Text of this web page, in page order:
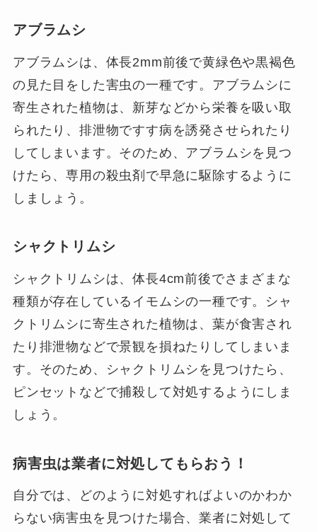
アブラムシ
アブラムシは、体長2mm前後で黄緑色や黒褐色
の見た目をした害虫の一種です。アブラムシに
寄生された植物は、新芽などから栄養を吸い取
られたり、排泄物ですす病を誘発させられたり
してしまいます。そのため、アブラムシを見つ
けたら、専用の殺虫剤で早急に駆除するように
しましょう。
シャクトリムシ
シャクトリムシは、体長4cm前後でさまざまな
種類が存在しているイモムシの一種です。シャ
クトリムシに寄生された植物は、葉が食害され
たり排泄物などで景観を損ねたりしてしまいま
す。そのため、シャクトリムシを見つけたら、
ピンセットなどで捕殺して対処するようにしま
しょう。
病害虫は業者に対処してもらおう！
自分では、どのように対処すればよいのかわか
らない病害虫を見つけた場合、業者に対処して